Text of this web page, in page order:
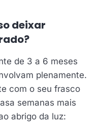
deixar
de 3 a 6 meses
plenamente.
com o seu frasco
semanas mais
abrigo da luz: